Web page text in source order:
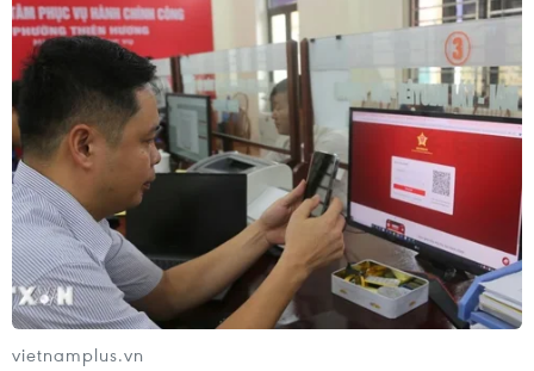
vietnamplus.vn